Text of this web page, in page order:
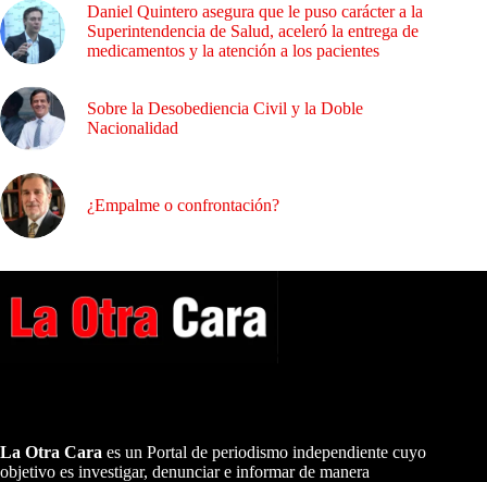
Daniel Quintero asegura que le puso carácter a la
Superintendencia de Salud, aceleró la entrega de
medicamentos y la atención a los pacientes
Sobre la Desobediencia Civil y la Doble
Nacionalidad
¿Empalme o confrontación?
La Otra Cara es un Portal de periodismo independiente cuyo
objetivo es investigar, denunciar e informar de manera